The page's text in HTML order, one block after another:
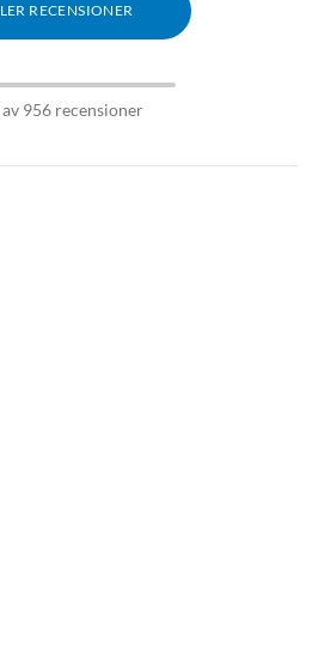
Apple laddare
Laddare iPhone 14 Pro Max
RECENSIONER
956 recensioner